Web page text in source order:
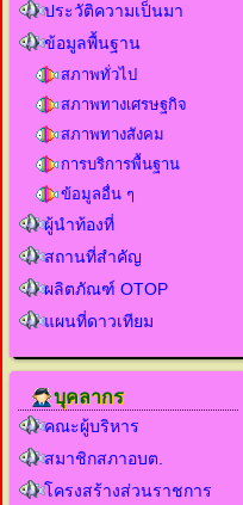
ประวัติความเป็นมา
ข้อมูลพื้นฐาน
สภาพทั่วไป
สภาพทางเศรษฐกิจ
สภาพทางสังคม
การบริการพื้นฐาน
ข้อมูลอื่น ๆ
ผู้นำท้องที่
สถานที่สำคัญ
ผลิตภัณฑ์ OTOP
แผนที่ดาวเทียม
บุคลากร
คณะผู้บริหาร
สมาชิกสภาอบต.
โครงสร้างส่วนราชการ